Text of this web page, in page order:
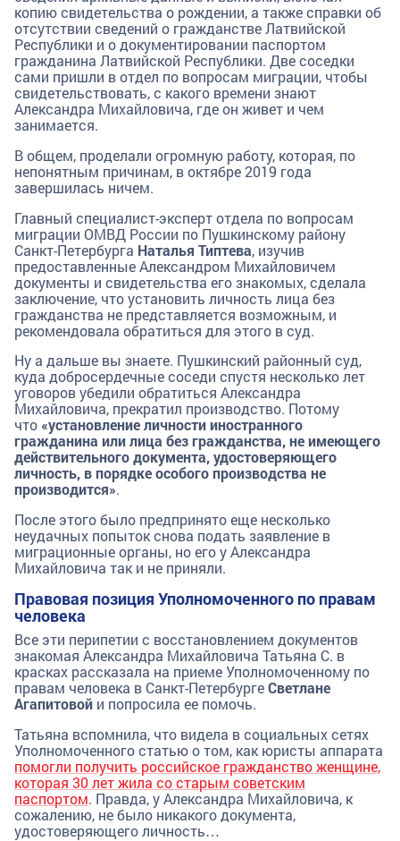
копию свидетельства о рождении, а также справки об
отсутствии сведений о гражданстве Латвийской
Республики и о документировании паспортом
гражданина Латвийской Республики. Две соседки
сами пришли в отдел по вопросам миграции, чтобы
свидетельствовать, с какого времени знают
Александра Михайловича, где он живет и чем
занимается.
В общем, проделали огромную работу, которая, по
непонятным причинам, в октябре 2019 года
завершилась ничем.
Главный специалист-эксперт отдела по вопросам
миграции ОМВД России по Пушкинскому району
Санкт-Петербурга Наталья Типтева, изучив
предоставленные Александром Михайловичем
документы и свидетельства его знакомых, сделала
заключение, что установить личность лица без
гражданства не представляется возможным, и
рекомендовала обратиться для этого в суд.
Ну а дальше вы знаете. Пушкинский районный суд,
куда добросердечные соседи спустя несколько лет
уговоров убедили обратиться Александра
Михайловича, прекратил производство. Потому
что «установление личности иностранного
гражданина или лица без гражданства, не имеющего
действительного документа, удостоверяющего
личность, в порядке особого производства не
производится».
После этого было предпринято еще несколько
неудачных попыток снова подать заявление в
миграционные органы, но его у Александра
Михайловича так и не приняли.
Правовая позиция Уполномоченного по правам
человека
Все эти перипетии с восстановлением документов
знакомая Александра Михайловича Татьяна С. в
красках рассказала на приеме Уполномоченному по
правам человека в Санкт-ПетербургеСветлане
Агапитовой и попросила ее помочь.
Татьяна вспомнила, что видела в социальных сетях
Уполномоченного статью о том, как юристы аппарата
помогли получить российское гражданство женщине,
которая 30 лет жила со старым советским
паспортом. Правда, у Александра Михайловича, к
сожалению, не было никакого документа,
удостоверяющего личность…